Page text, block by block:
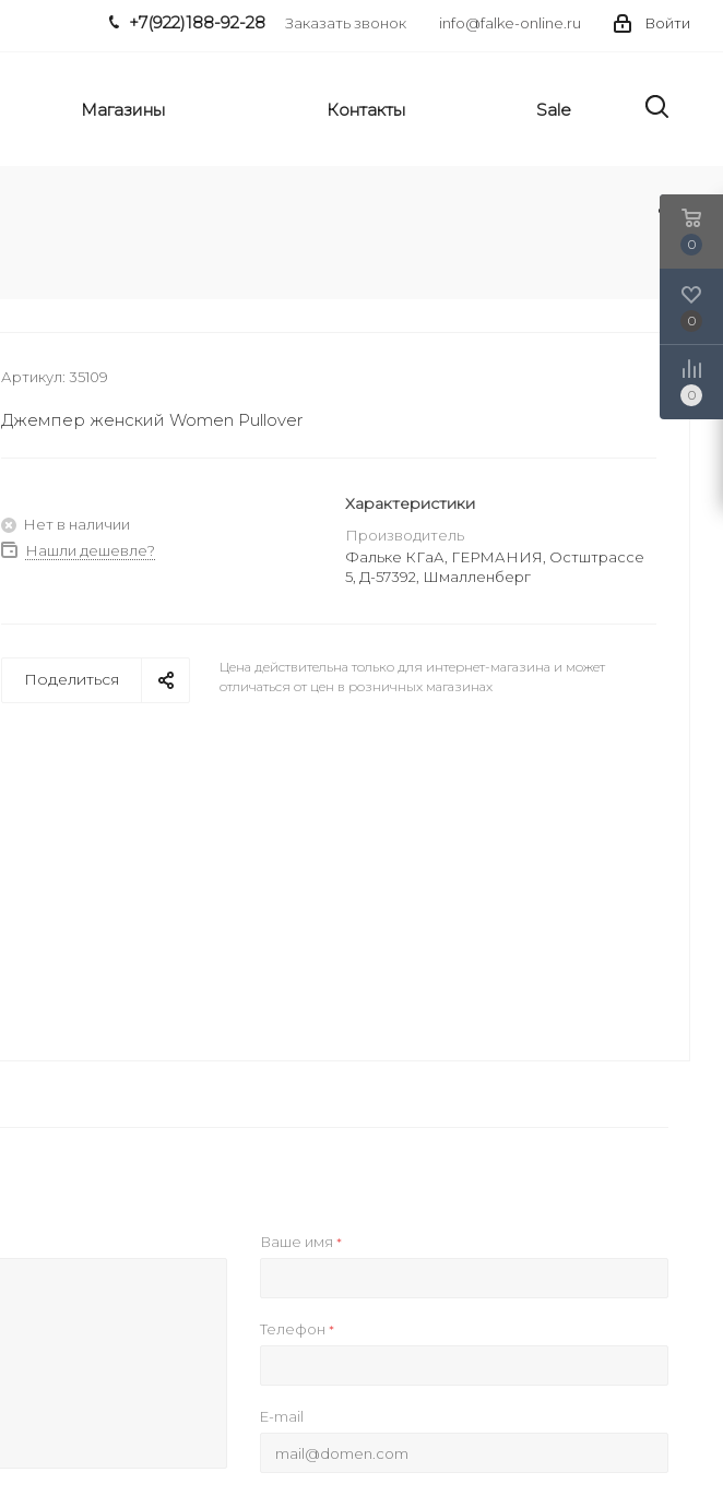
Войти
info@falke-online.ru
+7(922)188-92-28 Заказать звонок
Магазины Контакты Sale
Артикул: 35109
Джемпер женский Women Pullover
Нет в наличии
Нашли дешевле?
Характеристики
Производитель
Фальке КГаА, ГЕРМАНИЯ, Остштрассе
5, Д-57392, Шмалленберг
Поделиться
Цена действительна только для интернет-магазина и может
отличаться от цен в розничных магазинах
Ваше имя *
Телефон *
E-mail
0
0
0